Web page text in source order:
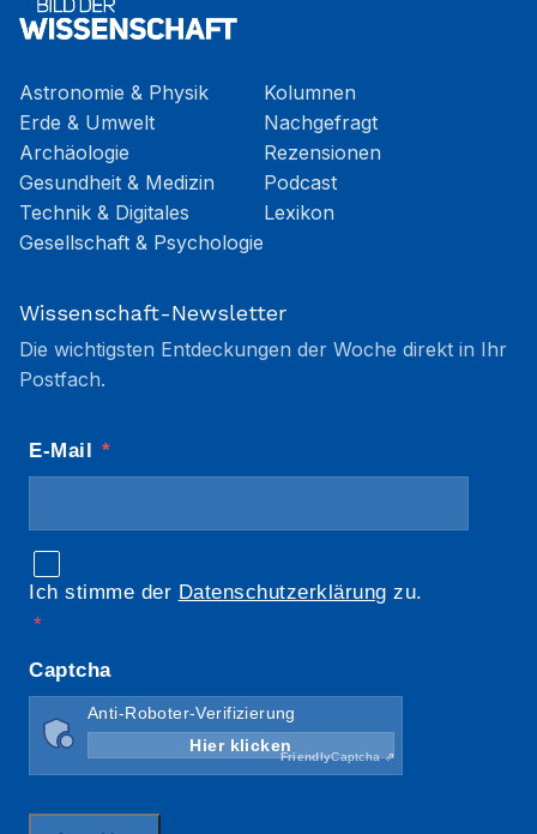
Astronomie & Physik
Erde & Umwelt
Archäologie
Gesundheit & Medizin
Technik & Digitales
Gesellschaft & Psychologie
Kolumnen
Nachgefragt
Rezensionen
Podcast
Lexikon
Wissenschaft-Newsletter
Die wichtigsten Entdeckungen der Woche direkt in Ihr
Postfach.